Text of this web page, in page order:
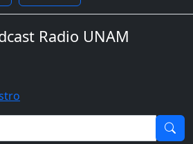
Radio UNAM